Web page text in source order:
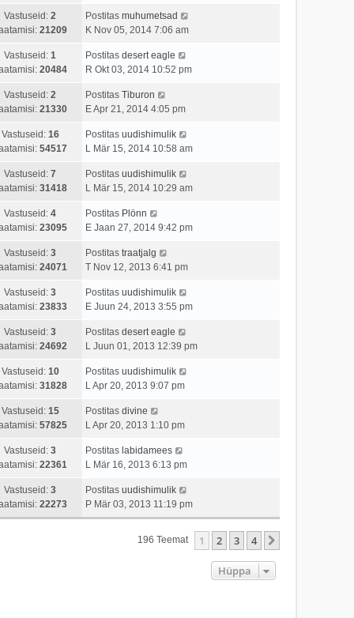
Vastuseid: 2
21209
Postitas muhumetsad
K Nov 05, 2014 7:06 am
Vastuseid: 1
20484
Postitas desert eagle
R Okt 03, 2014 10:52 pm
Vastuseid: 2
21330
Postitas Tiburon
E Apr 21, 2014 4:05 pm
Vastuseid: 16
54517
Postitas uudishimulik
L Mär 15, 2014 10:58 am
Vastuseid: 7
31418
Postitas uudishimulik
L Mär 15, 2014 10:29 am
Vastuseid: 4
23095
Postitas Plönn
E Jaan 27, 2014 9:42 pm
Vastuseid: 3
24071
Postitas traatjalg
T Nov 12, 2013 6:41 pm
Vastuseid: 3
23833
Postitas uudishimulik
E Juun 24, 2013 3:55 pm
Vastuseid: 3
24692
Postitas desert eagle
L Juun 01, 2013 12:39 pm
Vastuseid: 10
31828
Postitas uudishimulik
L Apr 20, 2013 9:07 pm
Vastuseid: 15
57825
Postitas divine
L Apr 20, 2013 1:10 pm
Vastuseid: 3
22361
Postitas labidamees
L Mär 16, 2013 6:13 pm
Vastuseid: 3
22273
Postitas uudishimulik
P Mär 03, 2013 11:19 pm
196 Teemat 1 2 3 4
Hüppa